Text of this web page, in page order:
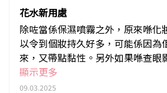
花水新用處
除咗當係保濕噴霧之外，原來喺化
以令到個妝持久好多，可能係因為
來，又帶點黏性。另外如果喺查眼
啲花水，佢會上色啲。
顯示更多
09.03.2025